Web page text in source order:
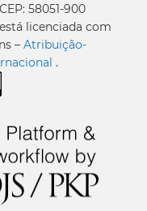
58051-900
está licenciada com
– Atribuição-
.